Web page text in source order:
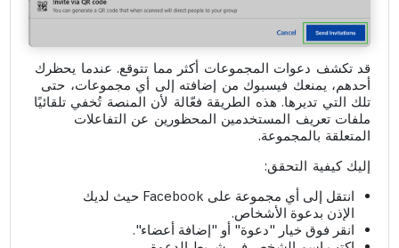
قد تكشف دعوات المجموعات أكثر مما تتوقع. عندما يحظرك
أحدهم، يمنعك فيسبوك من إضافته إلى أي مجموعات، حتى
تلك التي تديرها. هذه الطريقة فعّالة لأن المنصة تُخفي تلقائيًا
ملفات تعريف المستخدمين المحظورين عن التفاعلات
المتعلقة بالمجموعة.
إليك كيفية التحقق:
انتقل إلى أي مجموعة على Facebook حيث لديك
الإذن بدعوة الأشخاص.
انقر فوق خيار "دعوة" أو "إضافة أعضاء".